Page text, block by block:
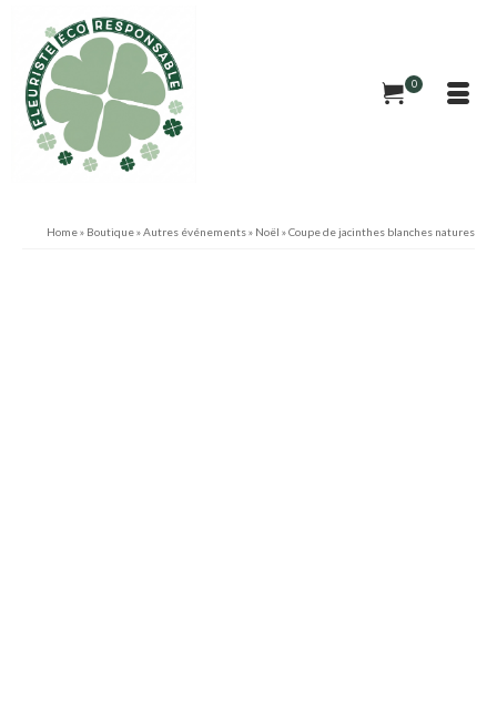
0
Home» Boutique»Autres événements» Noël »Coupe de jacinthes blanches natures